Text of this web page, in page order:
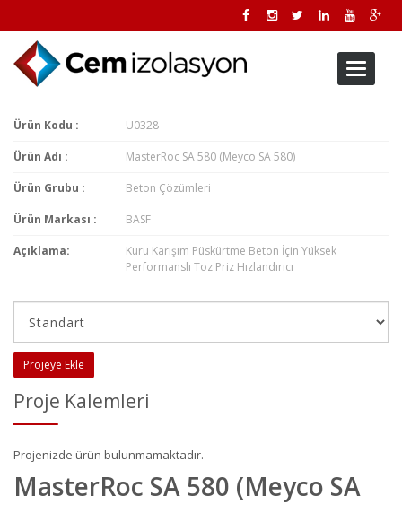
Toggle
Ürün Kodu : U0328
Ürün Adı : MasterRoc SA 580 (Meyco SA 580)
Ürün Grubu : Beton Çözümleri
Ürün Markası : BASF
Açıklama:
Kuru Karışım Püskürtme Beton İçin Yüksek
Performanslı Toz Priz Hızlandırıcı
Projeye Ekle
Proje Kalemleri
Projenizde ürün bulunmamaktadır.
MasterRoc SA 580 (Meyco SA